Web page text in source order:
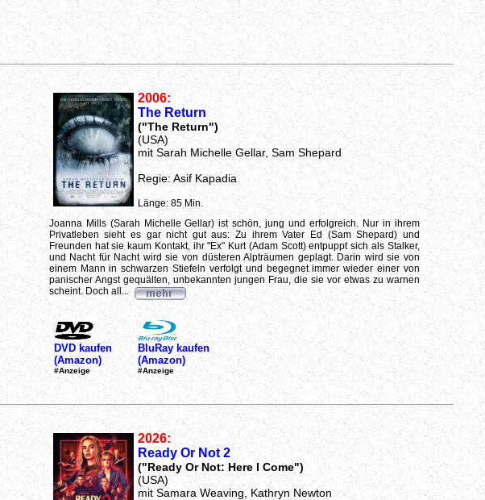
2006:
The Return
("The Return")
(USA)
mit Sarah Michelle Gellar, Sam Shepard
Regie: Asif Kapadia
Länge: 85 Min.
Joanna Mills (Sarah Michelle Gellar) ist schön, jung und erfolgreich. Nur in ihrem
Privatleben sieht es gar nicht gut aus: Zu ihrem Vater Ed (Sam Shepard) und
Freunden hat sie kaum Kontakt, ihr "Ex" Kurt (Adam Scott) entpuppt sich als Stalker,
und Nacht für Nacht wird sie von düsteren Alpträumen geplagt. Darin wird sie von
einem Mann in schwarzen Stiefeln verfolgt und begegnet immer wieder einer von
panischer Angst gequälten, unbekannten jungen Frau, die sie vor etwas zu warnen
scheint. Doch all...
DVD kaufen
(Amazon)
#Anzeige
BluRay kaufen
(Amazon)
#Anzeige
2026:
Ready Or Not 2
("Ready Or Not: Here I Come")
(USA)
mit Samara Weaving, Kathryn Newton